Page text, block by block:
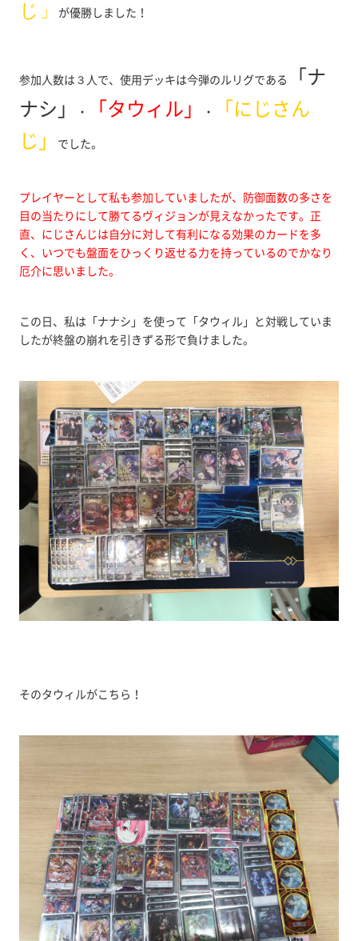
じ」
が優勝しました！
参加人数は３人で、使用デッキは今弾のルリグである
「ナ
ナシ」
・ 「タウィル」 ・
「にじさん
じ」
でした。
プレイヤーとして私も参加していましたが、防御面数の多さを
目の当たりにして勝てるヴィジョンが見えなかったです。正
直、にじさんじは自分に対して有利になる効果のカードを多
く、いつでも盤面をひっくり返せる力を持っているのでかなり
厄介に思いました。
この日、私は「ナナシ」を使って「タウィル」と対戦していま
したが終盤の崩れを引きずる形で負けました。
そのタウィルがこちら！